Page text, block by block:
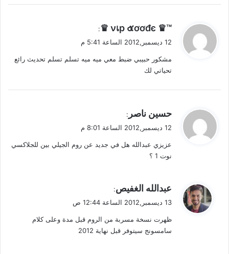
ي
ل
™♛ νเp ๕ơơđє ♛
:
12 ديسمبر,2012 الساعة 5:41 م
مشكور حبيبي ضبط معي ميه ميه تسلم تسلم تحديث رائع
تحياتي لك
ي
ل
حسين ناصر :
12 ديسمبر,2012 الساعة 8:01 م
عزيزي عبدالله هل في جديد عن روم الجيلي بين للجلاكسي
نوت 1 ؟
ي
ل
عبدالله الغفيص:
13 ديسمبر,2012 الساعة 12:44 ص
ظهرت نسخة مسربة من الروم قبل مدة وعلى كلام
سامسونج سيتوفر قبل نهاية 2012